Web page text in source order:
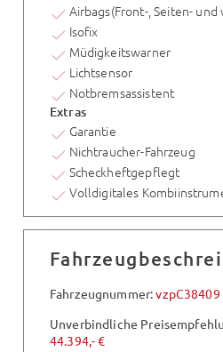
Airbags(Front-, Seiten-
Isofix
Müdigkeitswarner
Lichtsensor
Notbremsassistent
Extras
Garantie
Nichtraucher-Fahrzeug
Scheckheftgepflegt
Volldigitales
Fahrzeugnummer:vzpC38409
Unverbindliche
44.394,- €